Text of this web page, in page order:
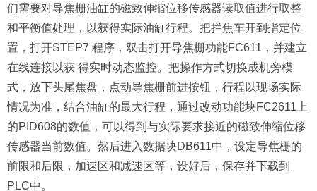
们需要对导焦栅油缸的磁致伸缩位移传感器读取值进行取整
和平衡值处理，以获得实际油缸行程。把拦焦车开到指定位
置，打开STEP7 程序，双击打开导焦栅功能FC611，并建立
在线连接以获 得实时动态监控。把操作方式切换成机旁模
式，放下头尾焦盘，点动导焦栅前进按钮，行程以现场实际
情况为准，结合油缸的最大行程，通过改动功能块FC2611上
的PID608的数值，可以得到与实际要求接近的磁致伸缩位移
传感器当前数值。然后进入数据块DB611中，设定导焦栅的
前限和后限，加速区和减速区等，设好后，保存并下载到
PLC中。